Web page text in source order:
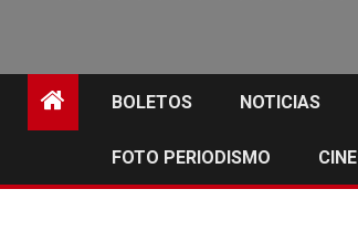
BOLETOS NOTICIAS
FOTO PERIODISMO CINE